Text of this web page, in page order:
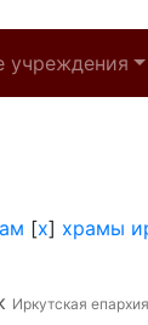
учреждения
[x] храмы
Иркутская епархия